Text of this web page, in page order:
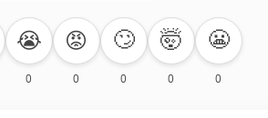
😭
0
😡
0
🙄
0
🤯
0
😬
0